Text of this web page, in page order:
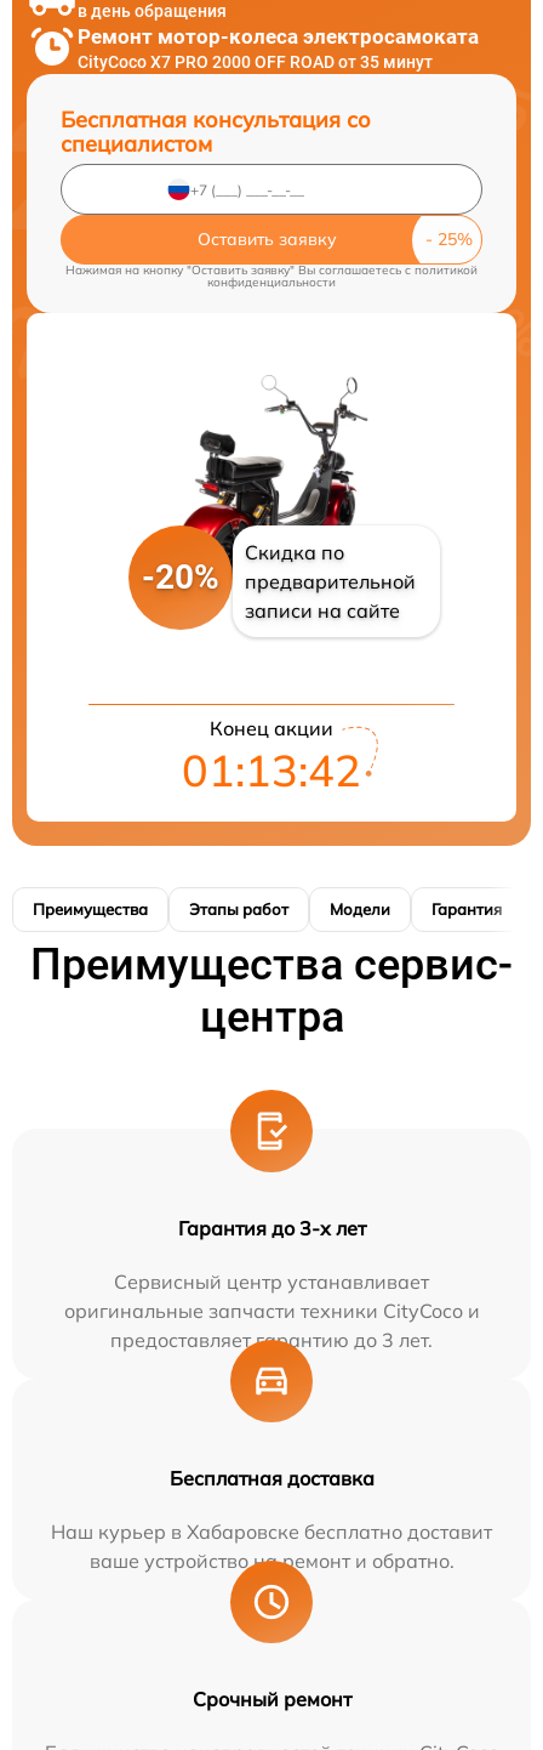
в день обращения
Ремонт мотор-колеса электросамоката
CityCoco X7 PRO 2000 OFF ROAD от 35 минут
Бесплатная консультация со
специалистом
Оставить заявку
Нажимая на кнопку "Оставить заявку" Вы соглашаетесь cполитикой
конфиденциальности
-20%
Скидка по
предварительной
записи на сайте
Конец акции
01:13:41
Преимущества Этапы работ Модели Гарантия
Преимущества сервис-
центра
Гарантия до 3-х лет
Сервисный центр устанавливает
оригинальные запчасти техники CityCoco и
предоставляет гарантию до 3 лет.
Бесплатная доставка
Наш курьер в Хабаровске бесплатно доставит
ваше устройство на ремонт и обратно.
Срочный ремонт